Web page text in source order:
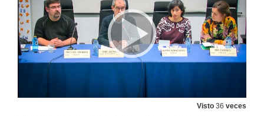
Visto 36 veces